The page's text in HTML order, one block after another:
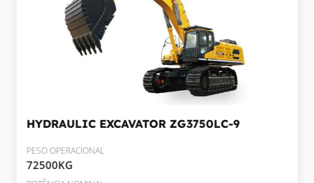
HYDRAULIC EXCAVATOR ZG3750LC-9
PESO OPERACIONAL
72500KG